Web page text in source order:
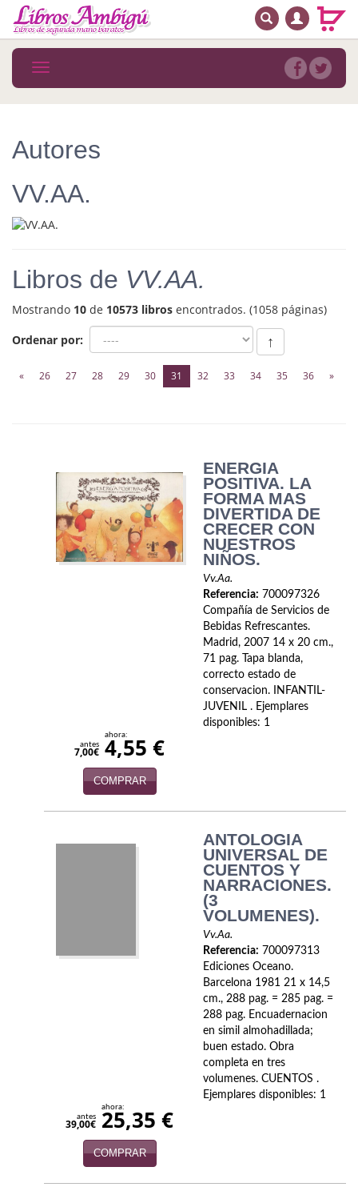
MENÚ PRINCIPAL
Novedades
MATERIAS
Arte
Astrología. Ocultismo
Cuentos y relatos
Deportes
Infantil y juvenil. Nuevo!!!
BUSCAR
Toggle
navigation
Autores
VV.AA.
Libros de VV.AA.
Mostrando 10 de 10573 libros encontrados. (1058 páginas)
Ordenar por:
↑
« 26 27 28 29 30 31 (current)
32 33 34 35 36 »
ENERGIA
POSITIVA. LA
FORMA MAS
DIVERTIDA DE
CRECER CON
NUESTROS
NIÑOS.
Vv.Aa.
Referencia: 700097326
Compañía de Servicios de
Bebidas Refrescantes.
Madrid, 2007 14 x 20 cm.,
71 pag. Tapa blanda,
correcto estado de
conservacion. INFANTIL-
JUVENIL . Ejemplares
disponibles: 1
antes
7,00€
ahora:
4,55 €
COMPRAR
ANTOLOGIA
UNIVERSAL DE
CUENTOS Y
NARRACIONES.
(3
VOLUMENES).
Vv.Aa.
Referencia: 700097313
Ediciones Oceano.
Barcelona 1981 21 x 14,5
cm., 288 pag. = 285 pag. =
288 pag. Encuadernacion
en simil almohadillada;
buen estado. Obra
completa en tres
volumenes. CUENTOS .
Ejemplares disponibles: 1
antes
39,00€
ahora:
25,35 €
COMPRAR